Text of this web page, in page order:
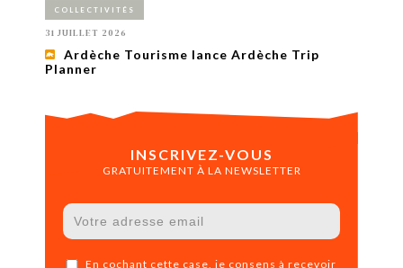
COLLECTIVITÉS
31 JUILLET 2026
Ardèche Tourisme lance Ardèche Trip
Planner
INSCRIVEZ-VOUS
GRATUITEMENT À LA NEWSLETTER
En cochant cette case, je consens à recevoir